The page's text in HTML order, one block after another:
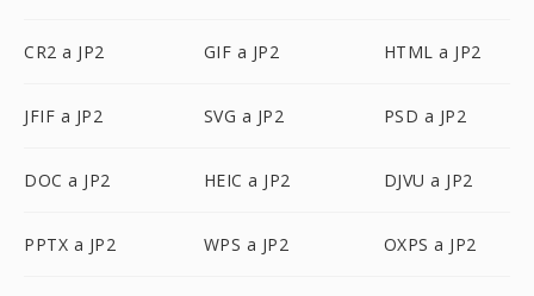
CR2 a JP2 GIF a JP2 HTML a JP2
JFIF a JP2 SVG a JP2 PSD a JP2
DOC a JP2 HEIC a JP2 DJVU a JP2
PPTX a JP2 WPS a JP2 OXPS a JP2